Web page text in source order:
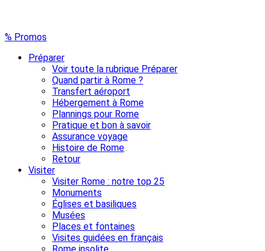
% Promos
Préparer
Voir toute la rubrique Préparer
Quand partir à Rome ?
Transfert aéroport
Hébergement à Rome
Plannings pour Rome
Pratique et bon à savoir
Assurance voyage
Histoire de Rome
Retour
Visiter
Visiter Rome : notre top 25
Monuments
Églises et basiliques
Musées
Places et fontaines
Visites guidées en français